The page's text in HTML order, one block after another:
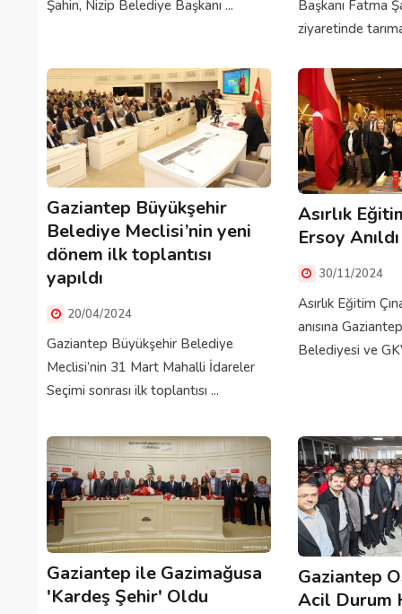
Şahin, Nizip Belediye Başkanı ...
Başkanı Fatma
ziyaretinde
Gaziantep Büyükşehir
Belediye Meclisi’nin yeni
dönem ilk toplantısı
yapıldı
20/04/2024
Gaziantep Büyükşehir Belediye
Meclisi’nin 31 Mart Mahalli İdareler
Seçimi sonrası ilk toplantısı ...
Asırlık
Ersoy Anıldı
30/11/2024
Asırlık Eğitim
anısına
Belediyesi ve
Gaziantep ile Gazimağusa
'Kardeş Şehir' Oldu
Gaziantep
Acil Durum